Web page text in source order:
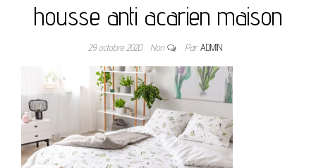
housse anti acarien maison
29 octobre 2020 Non ParADMIN